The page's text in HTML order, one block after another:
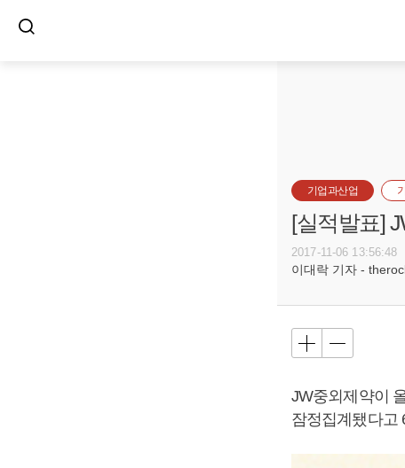
기업과산업
[실적발표]
2017-11-06 13:56:48
이대락 기자 -
JW중외제약이
잠정집계됐다고